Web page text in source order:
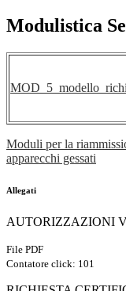
Modulistica
Moduli per la
apparecchi gessati
Allegati
AUTORIZZAZIONI
File PDF
Contatore click: 101